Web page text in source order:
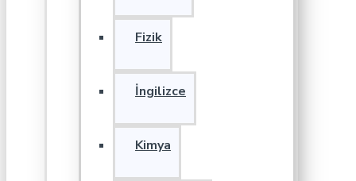
Fizik
İngilizce
Kimya